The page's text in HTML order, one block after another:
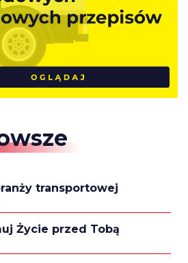
transportowej
Życie przed Tobą